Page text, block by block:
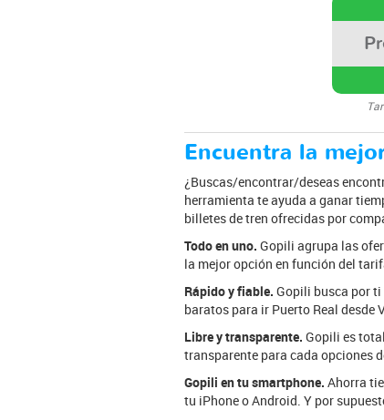
Encuentra la
¿Buscas/encontrar/deseas
herramienta te ayuda a ganar
billetes de tren ofrecidas por
Todo en uno. Gopili agrupa las
la mejor opción en función del
Rápido y fiable. Gopili busca por ti
baratos para ir Puerto Real
Libre y transparente. Gopili es
transparente para cada opciones
Gopili en tu smartphone. Ahorra
tu iPhone o Android. Y por